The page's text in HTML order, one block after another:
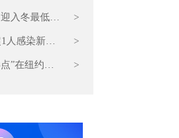
抢购
入冬最低温
低价
>
人感染新冠
署
>
”在纽约市
>